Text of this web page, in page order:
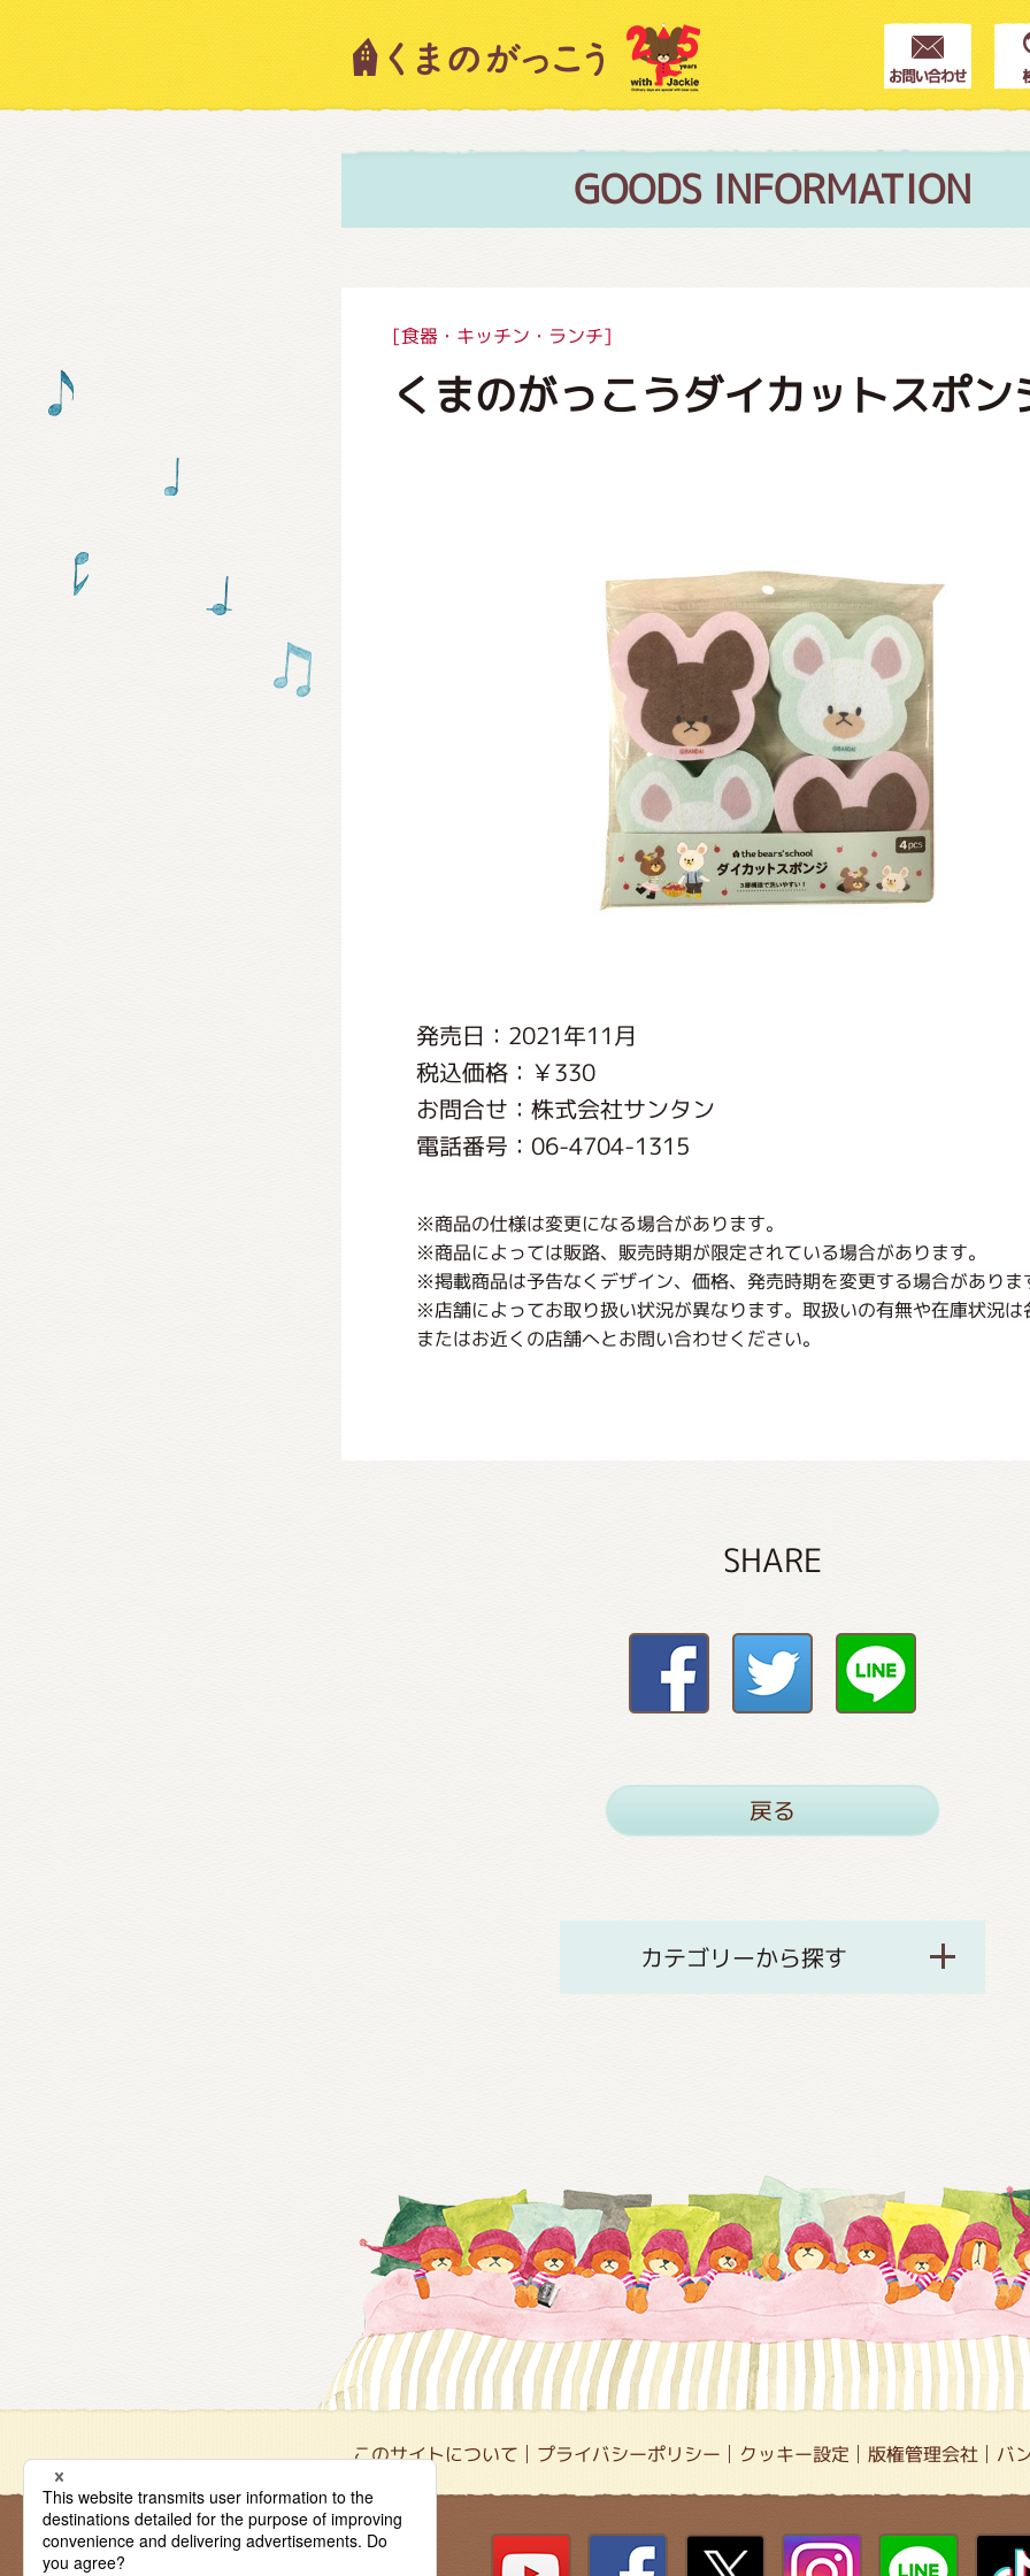
GOODS INFORMATION
[食器・キッチン・ランチ]
くまのがっこうダイカットスポン
発売日：2021年11月
税込価格：￥330
お問合せ：株式会社サンタン
電話番号：06-4704-1315
※商品の仕様は変更になる場合があります。
※商品によっては販路、販売時期が限定されている場合があります。
※掲載商品は予告なくデザイン、価格、発売時期を変更する場合がありま
※店舗によってお取り扱い状況が異なります。取扱いの有無や在庫状況は
またはお近くの店舗へとお問い合わせください。
SHARE
戻る
カテゴリーから探す
このサイトについて プライバシーポリシー クッキー設定 版権管理会社 バ
キャラクター紹介
絵本・作家紹介
グッズインフォメーション
ミュージカル・コンサート
おたのしみコンテンツ(クイズ・AR・診断・占
くまのがっこう しょくいんしつ
くまのがっこう 家庭科部